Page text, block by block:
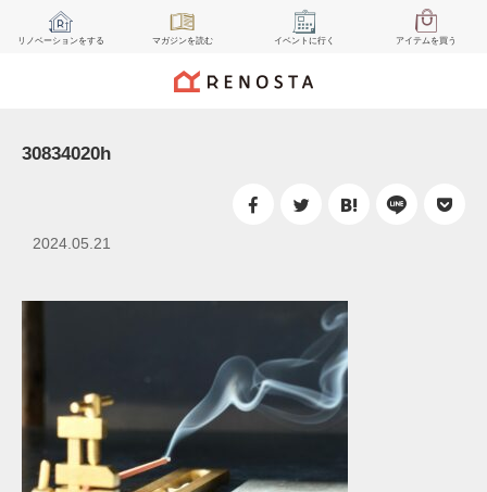
リノベーションをする マガジンを読む イベント に行く アイテムを買う
30834020h
2024.05.21